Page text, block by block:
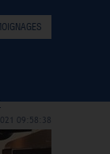
09:58:38